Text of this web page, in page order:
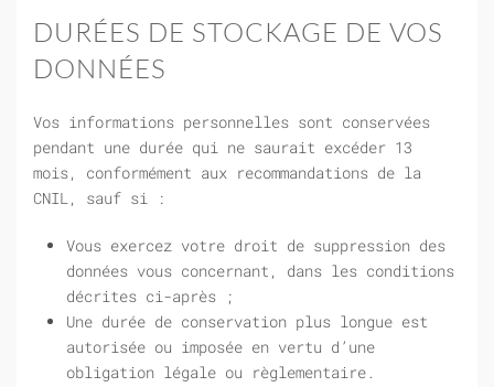
DURÉES DE STOCKAGE DE VOS
DONNÉES
Vos informations personnelles sont conservées
pendant une durée qui ne saurait excéder 13
mois, conformément aux recommandations de la
CNIL, sauf si :
Vous exercez votre droit de suppression des
données vous concernant, dans les conditions
décrites ci-après ;
Une durée de conservation plus longue est
autorisée ou imposée en vertu d’une
obligation légale ou règlementaire.